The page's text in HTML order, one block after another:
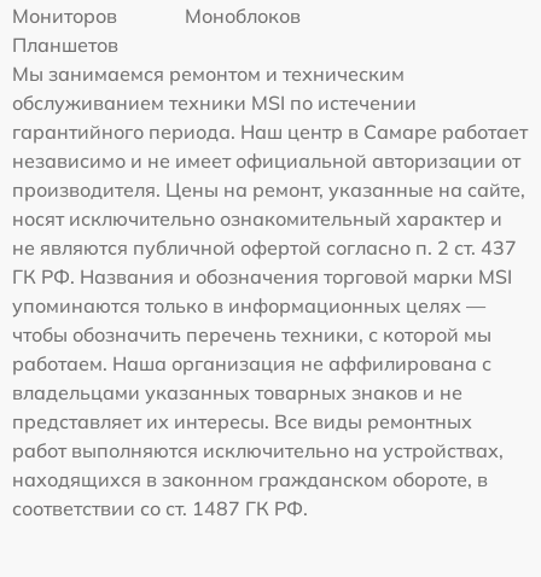
Мониторов
Моноблоков
Планшетов
Мы занимаемся ремонтом и техническим
обслуживанием техники MSI по истечении
гарантийного периода. Наш центр в Самаре работает
независимо и не имеет официальной авторизации от
производителя. Цены на ремонт, указанные на сайте,
носят исключительно ознакомительный характер и
не являются публичной офертой согласно п. 2 ст. 437
ГК РФ. Названия и обозначения торговой марки MSI
упоминаются только в информационных целях —
чтобы обозначить перечень техники, с которой мы
работаем. Наша организация не аффилирована с
владельцами указанных товарных знаков и не
представляет их интересы. Все виды ремонтных
работ выполняются исключительно на устройствах,
находящихся в законном гражданском обороте, в
соответствии со ст. 1487 ГК РФ.